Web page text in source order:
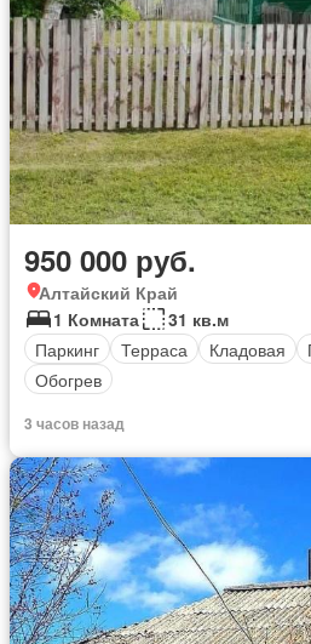
950 000 руб.
Алтайский Край
1 Комната
31 кв.м
Паркинг
Терраса Кладовая
Обогрев
3 часов назад